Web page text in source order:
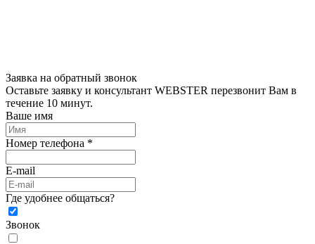
Заявка на обратный звонок
Оставьте заявку и консультант WEBSTER перезвонит Вам в
течение 10 минут.
Ваше имя
Номер телефона *
E-mail
Где удобнее общаться?
Звонок